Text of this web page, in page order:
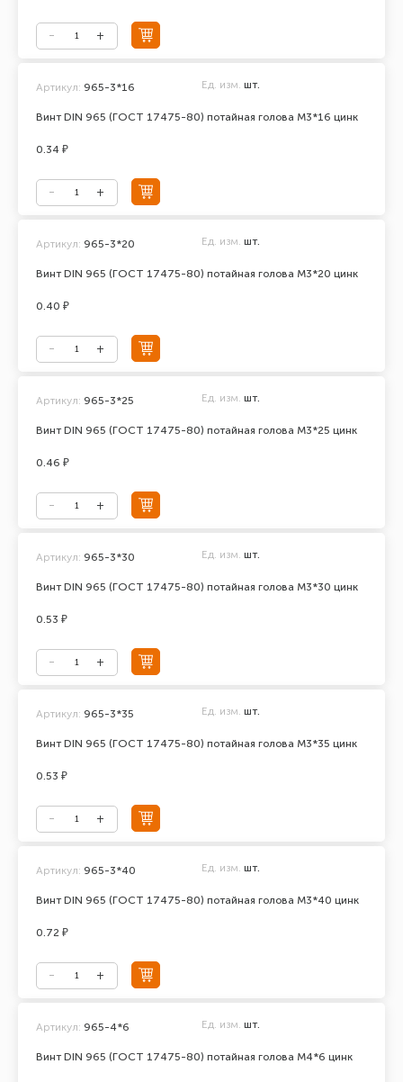
Винт DIN 965 (ГОСТ 17475-80) потайная голова М3*16 цинк
Артикул: 965-3*16 Ед. изм. шт.
0.34 ₽
Винт DIN 965 (ГОСТ 17475-80) потайная голова М3*20 цинк
Артикул: 965-3*20 Ед. изм. шт.
0.40 ₽
Винт DIN 965 (ГОСТ 17475-80) потайная голова М3*25 цинк
Артикул: 965-3*25 Ед. изм. шт.
0.46 ₽
Винт DIN 965 (ГОСТ 17475-80) потайная голова М3*30 цинк
Артикул: 965-3*30 Ед. изм. шт.
0.53 ₽
Винт DIN 965 (ГОСТ 17475-80) потайная голова М3*35 цинк
Артикул: 965-3*35 Ед. изм. шт.
0.53 ₽
Винт DIN 965 (ГОСТ 17475-80) потайная голова М3*40 цинк
Артикул: 965-3*40 Ед. изм. шт.
0.72 ₽
Винт DIN 965 (ГОСТ 17475-80) потайная голова М4*6 цинк
Артикул: 965-4*6 Ед. изм. шт.